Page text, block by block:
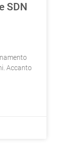
SDN
Accanto